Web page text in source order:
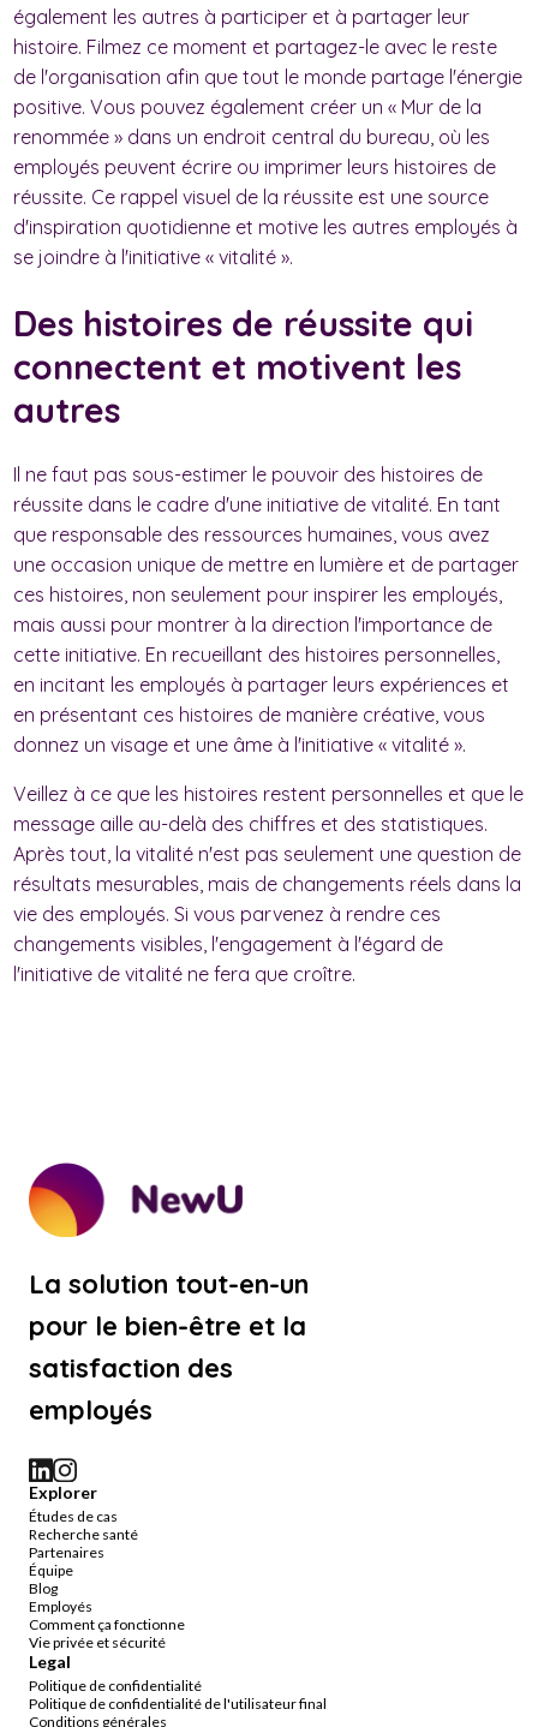
également les autres à participer et à partager leur
histoire. Filmez ce moment et partagez-le avec le reste
de l'organisation afin que tout le monde partage l'énergie
positive. Vous pouvez également créer un « Mur de la
renommée » dans un endroit central du bureau, où les
employés peuvent écrire ou imprimer leurs histoires de
réussite. Ce rappel visuel de la réussite est une source
d'inspiration quotidienne et motive les autres employés à
se joindre à l'initiative « vitalité ».
Des histoires de réussite qui
connectent et motivent les
autres
Il ne faut pas sous-estimer le pouvoir des histoires de
réussite dans le cadre d'une initiative de vitalité. En tant
que responsable des ressources humaines, vous avez
une occasion unique de mettre en lumière et de partager
ces histoires, non seulement pour inspirer les employés,
mais aussi pour montrer à la direction l'importance de
cette initiative. En recueillant des histoires personnelles,
en incitant les employés à partager leurs expériences et
en présentant ces histoires de manière créative, vous
donnez un visage et une âme à l'initiative « vitalité ».
Veillez à ce que les histoires restent personnelles et que le
message aille au-delà des chiffres et des statistiques.
Après tout, la vitalité n'est pas seulement une question de
résultats mesurables, mais de changements réels dans la
vie des employés. Si vous parvenez à rendre ces
changements visibles, l'engagement à l'égard de
l'initiative de vitalité ne fera que croître.
La solution tout-en-un
pour le bien-être et la
satisfaction des
employés
Explorer
Études de cas
Recherche santé
Partenaires
Équipe
Blog
Employés
Comment ça fonctionne
Vie privée et sécurité
Legal
Politique de confidentialité
Politique de confidentialité de l'utilisateur final
Conditions générales